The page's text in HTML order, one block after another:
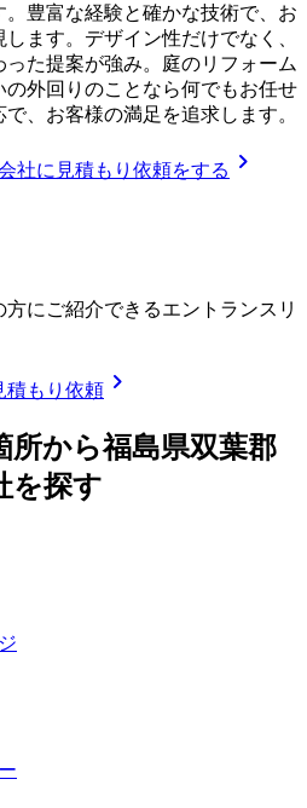
豊富な経験と確かな技術で、お
ます。デザイン性だけでなく、
た提案が強み。庭のリフォーム
外回りのことなら何でもお任せ
、お客様の満足を追求します。
社に見積もり依頼をする chevron_right
方にご紹介できるエントランスリ
積もり依頼 chevron_right
所から福島県双葉郡
を探す